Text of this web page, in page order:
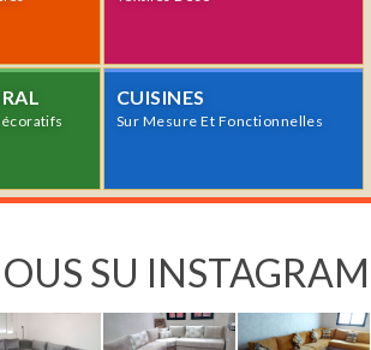
CUISINES
Sur Mesure Et Fonctionnelles
SU INSTAGRAM